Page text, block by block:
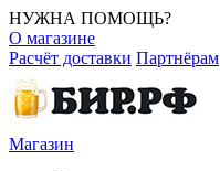
НУЖНА ПОМОЩЬ?
О магазине
Расчёт доставки Партнёрам
Магазин